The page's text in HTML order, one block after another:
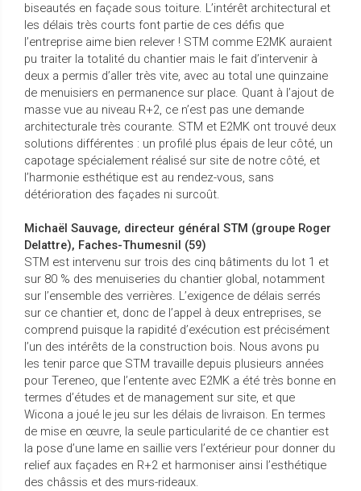
biseautés en façade sous toiture. L’intérêt architectural et
les délais très courts font partie de ces défis que
l’entreprise aime bien relever ! STM comme E2MK auraient
pu traiter la totalité du chantier mais le fait d’intervenir à
deux a permis d’aller très vite, avec au total une quinzaine
de menuisiers en permanence sur place. Quant à l’ajout de
masse vue au niveau R+2, ce n’est pas une demande
architecturale très courante. STM et E2MK ont trouvé deux
solutions différentes : un profilé plus épais de leur côté, un
capotage spécialement réalisé sur site de notre côté, et
l’harmonie esthétique est au rendez-vous, sans
détérioration des façades ni surcoût.
Michaël Sauvage, directeur général STM (groupe Roger
Delattre), Faches-Thumesnil (59)
STM est intervenu sur trois des cinq bâtiments du lot 1 et
sur 80 % des menuiseries du chantier global, notamment
sur l’ensemble des verrières. L’exigence de délais serrés
sur ce chantier et, donc de l’appel à deux entreprises, se
comprend puisque la rapidité d’exécution est précisément
l’un des intérêts de la construction bois. Nous avons pu
les tenir parce que STM travaille depuis plusieurs années
pour Tereneo, que l’entente avec E2MK a été très bonne en
termes d’études et de management sur site, et que
Wicona a joué le jeu sur les délais de livraison. En termes
de mise en œuvre, la seule particularité de ce chantier est
la pose d’une lame en saillie vers l’extérieur pour donner du
relief aux façades en R+2 et harmoniser ainsi l’esthétique
des châssis et des murs-rideaux.